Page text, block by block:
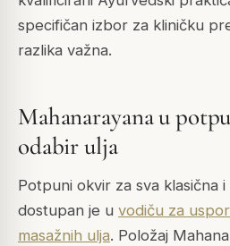
specifičan izbor za kliničku
razlika važna.
Mahanarayana u
odabir ulja
Potpuni okvir za sva klasična
dostupan je u vodiču za
masažnih ulja. Položaj